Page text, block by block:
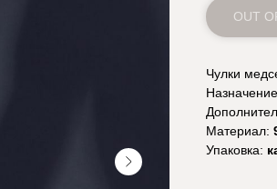
OUT
Чулки
Материал:
Упаковка: